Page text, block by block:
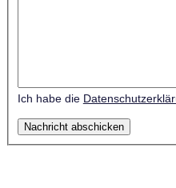
Ich habe die